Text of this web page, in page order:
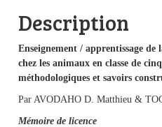
Description
Enseignement / apprentissage
chez les animaux en classe de
méthodologiques et savoirs
Par AVODAHO D. Matthieu &
Mémoire de licence